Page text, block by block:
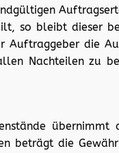
so bleibt dieser
Auftraggeber die
Nachteilen zu
beträgt die